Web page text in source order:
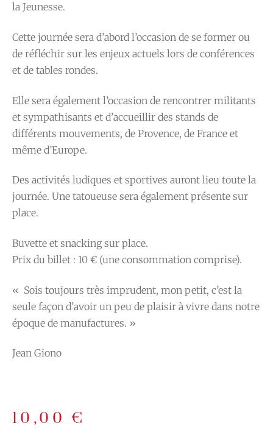
la Jeunesse.
Cette journée sera d’abord l’occasion de se former ou
de réfléchir sur les enjeux actuels lors de conférences
et de tables rondes.
Elle sera également l’occasion de rencontrer militants
et sympathisants et d’accueillir des stands de
différents mouvements, de Provence, de France et
même d’Europe.
Des activités ludiques et sportives auront lieu toute la
journée. Une tatoueuse sera également présente sur
place.
Buvette et snacking sur place.
Prix du billet : 10 € (une consommation comprise).
« Sois toujours très imprudent, mon petit, c’est la
seule façon d’avoir un peu de plaisir à vivre dans notre
époque de manufactures. »
Jean Giono
10,00€